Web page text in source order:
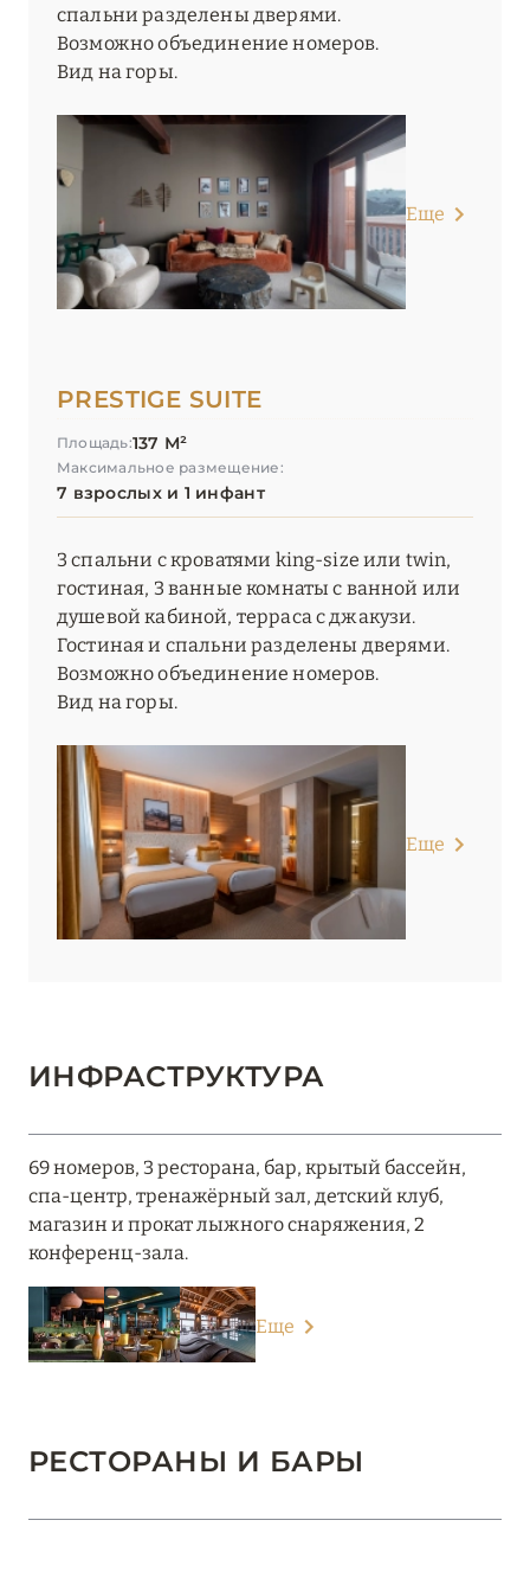
спальни разделены дверями.
Возможно объединение номеров.
Вид на горы.
Еще
PRESTIGE SUITE
Площадь:137 М²
Максимальное размещение:
7 взрослых и 1 инфант
3 спальни с кроватями king-size или twin,
гостиная, 3 ванные комнаты с ванной или
душевой кабиной, терраса с джакузи.
Гостиная и спальни разделены дверями.
Возможно объединение номеров.
Вид на горы.
Еще
ИНФРАСТРУКТУРА
69 номеров, 3 ресторана, бар, крытый бассейн,
спа-центр, тренажёрный зал, детский клуб,
магазин и прокат лыжного снаряжения, 2
конференц-зала.
Еще
РЕСТОРАНЫ И БАРЫ